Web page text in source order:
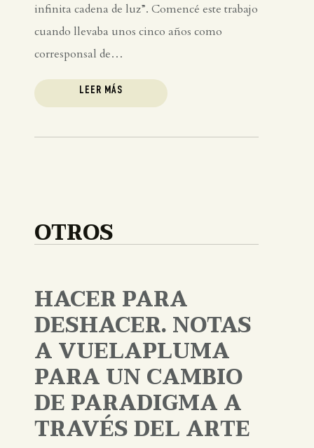
infinita cadena de luz”. Comencé este trabajo
cuando llevaba unos cinco años como
corresponsal de…
LEER MÁS
OTROS
HACER PARA
DESHACER. NOTAS
A VUELAPLUMA
PARA UN CAMBIO
DE PARADIGMA A
TRAVÉS DEL ARTE